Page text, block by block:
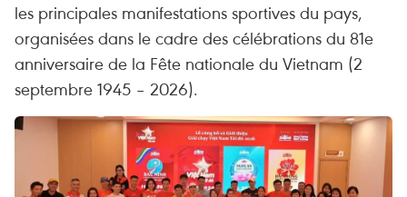
les principales manifestations sportives du pays,
organisées dans le cadre des célébrations du 81e
anniversaire de la Fête nationale du Vietnam (2
septembre 1945 – 2026).